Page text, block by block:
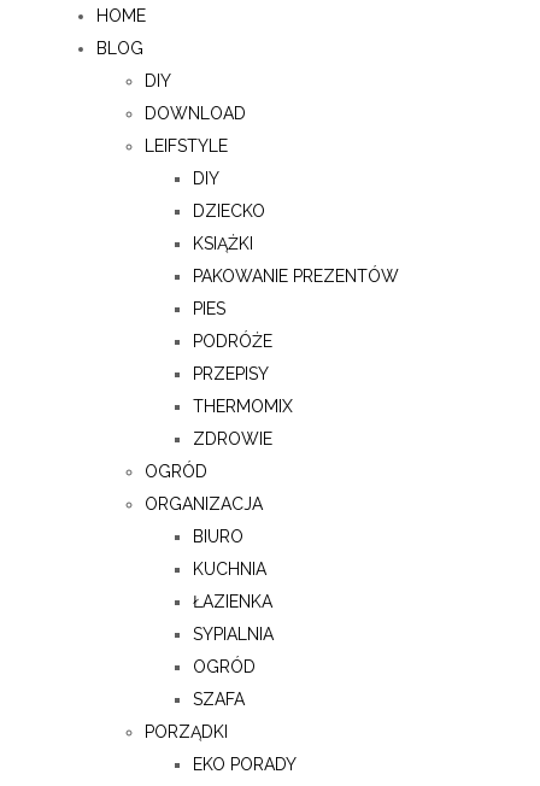
HOME
BLOG
DIY
DOWNLOAD
LEIFSTYLE
DIY
DZIECKO
KSIĄŻKI
PAKOWANIE PREZENTÓW
PIES
PODRÓŻE
PRZEPISY
THERMOMIX
ZDROWIE
OGRÓD
ORGANIZACJA
BIURO
KUCHNIA
ŁAZIENKA
SYPIALNIA
OGRÓD
SZAFA
PORZĄDKI
EKO PORADY